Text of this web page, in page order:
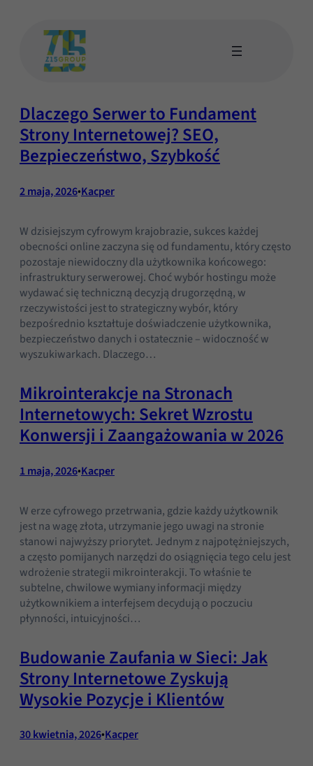
Dlaczego Serwer to Fundament
Strony Internetowej? SEO,
Bezpieczeństwo, Szybkość
2 maja, 2026•Kacper
W dzisiejszym cyfrowym krajobrazie, sukces każdej
obecności online zaczyna się od fundamentu, który często
pozostaje niewidoczny dla użytkownika końcowego:
infrastruktury serwerowej. Choć wybór hostingu może
wydawać się techniczną decyzją drugorzędną, w
rzeczywistości jest to strategiczny wybór, który
bezpośrednio kształtuje doświadczenie użytkownika,
bezpieczeństwo danych i ostatecznie – widoczność w
wyszukiwarkach. Dlaczego…
Mikrointerakcje na Stronach
Internetowych: Sekret Wzrostu
Konwersji i Zaangażowania w 2026
1 maja, 2026•Kacper
W erze cyfrowego przetrwania, gdzie każdy użytkownik
jest na wagę złota, utrzymanie jego uwagi na stronie
stanowi najwyższy priorytet. Jednym z najpotężniejszych,
a często pomijanych narzędzi do osiągnięcia tego celu jest
wdrożenie strategii mikrointerakcji. To właśnie te
subtelne, chwilowe wymiany informacji między
użytkownikiem a interfejsem decydują o poczuciu
płynności, intuicyjności…
Budowanie Zaufania w Sieci: Jak
Strony Internetowe Zyskują
Wysokie Pozycje i Klientów
30 kwietnia, 2026•Kacper
Wyślij do nas wiadomość